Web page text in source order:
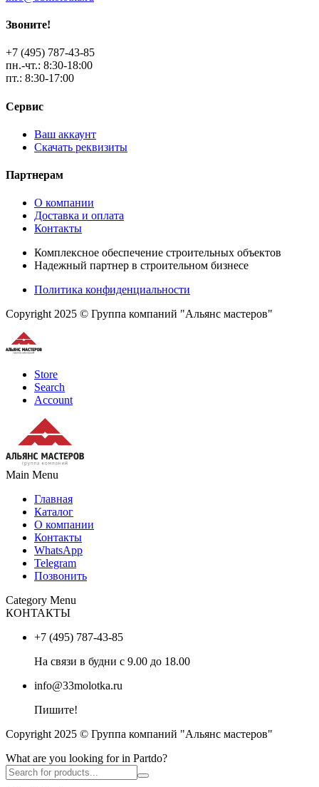
Звоните!
+7 (495) 787-43-85
пн.-чт.: 8:30-18:00
пт.: 8:30-17:00
Сервис
Ваш аккаунт
Скачать реквизиты
Партнерам
О компании
Доставка и оплата
Контакты
Комплексное обеспечение строительных объектов
Надежный партнер в строительном бизнесе
Политика конфиденциальности
Copyright 2025 © Группа компаний "Альянс мастеров"
Store
Search
Account
Main Menu
Главная
Каталог
О компании
Контакты
WhatsApp
Telegram
Позвонить
Category Menu
КОНТАКТЫ
+7 (495) 787-43-85
На связи в будни с 9.00 до 18.00
info@33molotka.ru
Пишите!
Copyright 2025 © Группа компаний "Альянс мастеров"
What are you looking for in Partdo?